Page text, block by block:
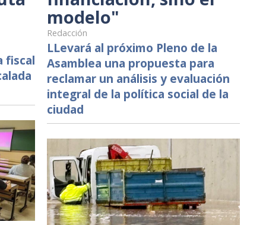
fiscal
modelo"
Redacción
LLevará al próximo Pleno de la
Asamblea una propuesta para
reclamar un análisis y evaluación
integral de la política social de la
ciudad